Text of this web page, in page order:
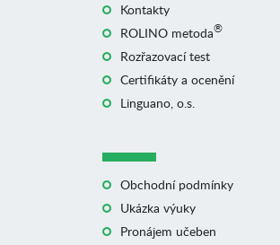
Kontakty
ROLINO metoda®
Rozřazovací test
Certifikáty a ocenění
Linguano, o.s.
Obchodní podmínky
Ukázka výuky
Pronájem učeben